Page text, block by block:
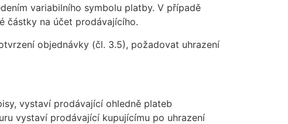
variabilního symbolu platby. V případě
částky na účet prodávajícího.
objednávky (čl. 3.5), požadovat uhrazení
vystaví prodávající ohledně plateb
vystaví prodávající kupujícímu po uhrazení